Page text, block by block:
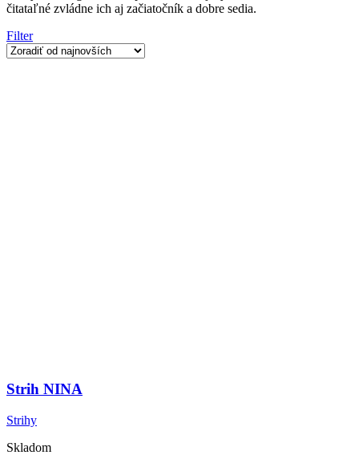
čitataľné zvládne ich aj začiatočník a dobre sedia.
Filter
Strih NINA
Strihy
Skladom